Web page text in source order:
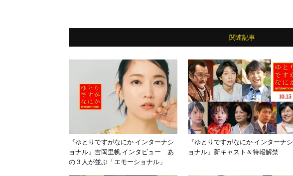
関連記事
『ゆとりですがなにか インターナシ
ョナル』吉岡里帆 インタビュー あ
の３人が並ぶ「エモーショナル」
『ゆとりですがなにか インターナシ
ョナル』新キャスト＆特報解禁